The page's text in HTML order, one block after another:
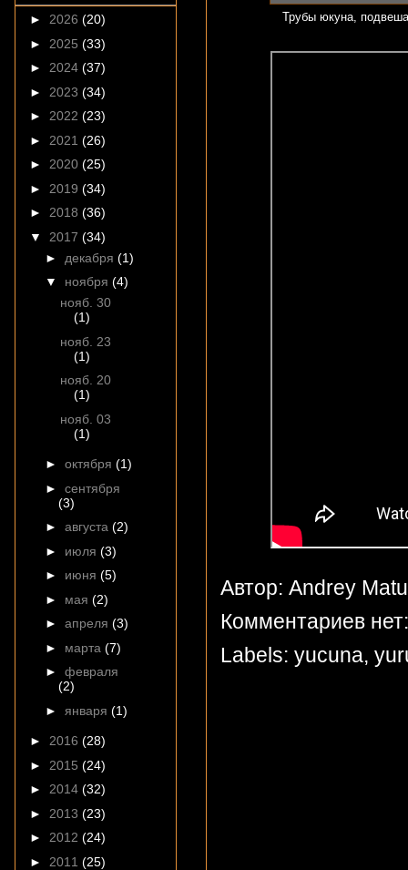
Трубы юкуна,
Автор: Andrey
Комментариев
Labels: yucuna,
► 2026 (20)
► 2025 (33)
► 2024 (37)
► 2023 (34)
► 2022 (23)
► 2021 (26)
► 2020 (25)
► 2019 (34)
► 2018 (36)
▼ 2017 (34)
► декабря (1)
▼ ноября (4)
нояб. 30
(1)
нояб. 23
(1)
нояб. 20
(1)
нояб. 03
(1)
► октября (1)
► сентября
(3)
► августа (2)
► июля (3)
► июня (5)
► мая (2)
► апреля (3)
► марта (7)
► февраля
(2)
► января (1)
► 2016 (28)
► 2015 (24)
► 2014 (32)
► 2013 (23)
► 2012 (24)
► 2011 (25)